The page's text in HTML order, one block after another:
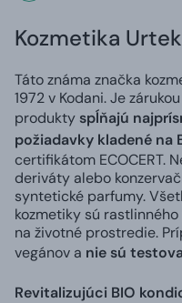
Kozmetika
Táto známa značka
1972 v Kodani. Je
produkty spĺňajú
požiadavky kladené na
certifikátom ECOCERT.
deriváty alebo
syntetické parfumy.
kozmetiky sú
na životné prostredie.
vegánov a nie sú
Revitalizujúci BIO